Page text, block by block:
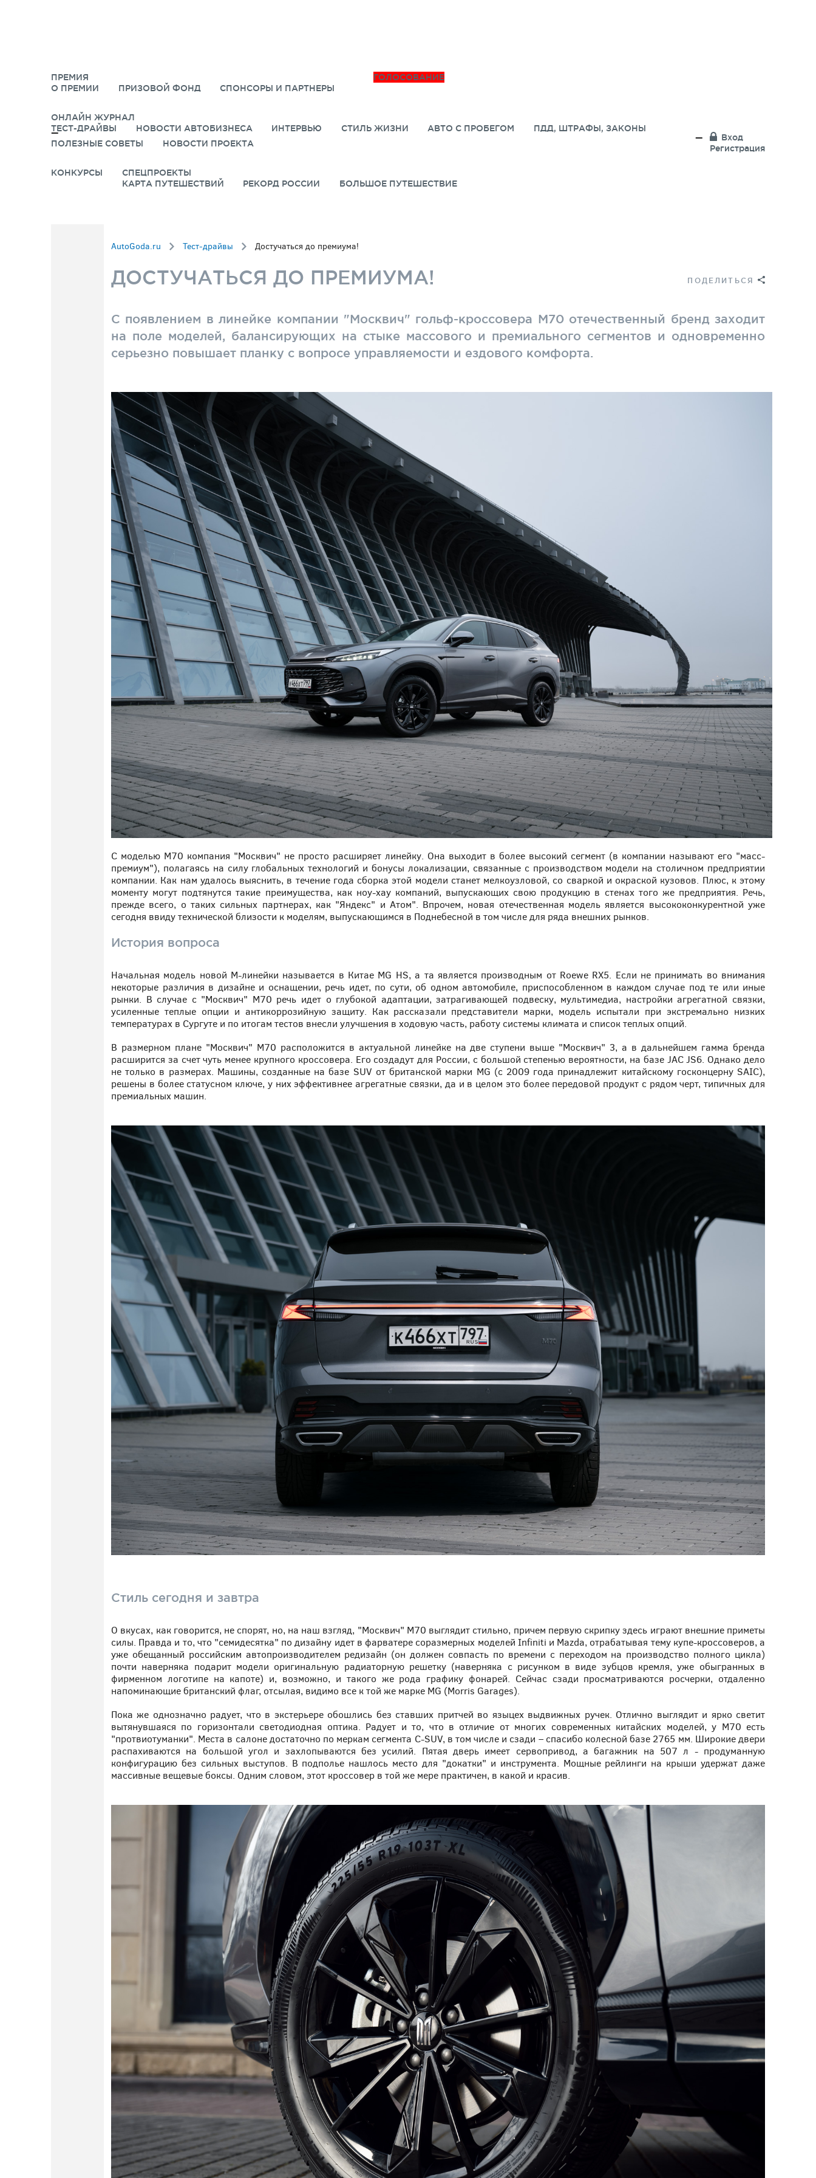
ПРЕМИЯ
О ПРЕМИИ
ПРИЗОВОЙ ФОНД СПОНСОРЫ И ПАРТНЕРЫ
ГОЛОСОВАНИЕ
ОНЛАЙН ЖУРНАЛ
ТЕСТ-ДРАЙВЫ
НОВОСТИ АВТОБИЗНЕСА ИНТЕРВЬЮ СТИЛЬ ЖИЗНИ АВТО С ПРОБЕГОМ
ПДД, ШТРАФЫ, ЗАКОНЫ
ПОЛЕЗНЫЕ СОВЕТЫ
НОВОСТИ ПРОЕКТА
КОНКУРСЫ
СПЕЦПРОЕКТЫ
КАРТА ПУТЕШЕСТВИЙ
РЕКОРД РОССИИ БОЛЬШОЕ ПУТЕШЕСТВИЕ
Вход
Регистрация
AutoGoda.ru Тест-драйвы Достучаться до премиума!
ДОСТУЧАТЬСЯ ДО ПРЕМИУМА! ПОДЕЛИТЬСЯ
С появлением в линейке компании "Москвич" гольф-кроссовера М70 отечественный бренд заходит
на поле моделей, балансирующих на стыке массового и премиального сегментов и одновременно
серьезно повышает планку с вопросе управляемости и ездового комфорта.
С моделью М70 компания "Москвич" не просто расширяет линейку. Она выходит в более высокий сегмент (в компании называют его "масс-
премиум"), полагаясь на силу глобальных технологий и бонусы локализации, связанные с производством модели на столичном предприятии
компании. Как нам удалось выяснить, в течение года сборка этой модели станет мелкоузловой, со сваркой и окраской кузовов. Плюс, к этому
моменту могут подтянутся такие преимущества, как ноу-хау компаний, выпускающих свою продукцию в стенах того же предприятия. Речь,
прежде всего, о таких сильных партнерах, как "Яндекс" и Атом". Впрочем, новая отечественная модель является высококонкурентной уже
сегодня ввиду технической близости к моделям, выпускающимся в Поднебесной в том числе для ряда внешних рынков.
История вопроса
Начальная модель новой М-линейки называется в Китае MG HS, а та является производным от Roewe RX5. Если не принимать во внимания
некоторые различия в дизайне и оснащении, речь идет, по сути, об одном автомобиле, приспособленном в каждом случае под те или иные
рынки. В случае с "Москвич" М70 речь идет о глубокой адаптации, затрагивающей подвеску, мультимедиа, настройки агрегатной связки,
усиленные теплые опции и антикоррозийную защиту. Как рассказали представители марки, модель испытали при экстремально низких
температурах в Сургуте и по итогам тестов внесли улучшения в ходовую часть, работу системы климата и список теплых опций.
В размерном плане "Москвич" М70 расположится в актуальной линейке на две ступени выше "Москвич" 3, а в дальнейшем гамма бренда
расширится за счет чуть менее крупного кроссовера. Его создадут для России, с большой степенью вероятности, на базе JAC JS6. Однако дело
не только в размерах. Машины, созданные на базе SUV от британской марки MG (с 2009 года принадлежит китайскому госконцерну SAIC),
решены в более статусном ключе, у них эффективнее агрегатные связки, да и в целом это более передовой продукт с рядом черт, типичных для
премиальных машин.
Стиль сегодня и завтра
О вкусах, как говорится, не спорят, но, на наш взгляд, "Москвич" М70 выглядит стильно, причем первую скрипку здесь играют внешние приметы
силы. Правда и то, что "семидесятка" по дизайну идет в фарватере соразмерных моделей Infiniti и Mazda, отрабатывая тему купе-кроссоверов, а
уже обещанный российским автопроизводителем редизайн (он должен совпасть по времени с переходом на производство полного цикла)
почти наверняка подарит модели оригинальную радиаторную решетку (наверняка с рисунком в виде зубцов кремля, уже обыгранных в
фирменном логотипе на капоте) и, возможно, и такого же рода графику фонарей. Сейчас сзади просматриваются росчерки, отдаленно
напоминающие британский флаг, отсылая, видимо все к той же марке MG (Morris Garages).
Пока же однозначно радует, что в экстерьере обошлись без ставших притчей во языцех выдвижных ручек. Отлично выглядит и ярко светит
вытянувшаяся по горизонтали светодиодная оптика. Радует и то, что в отличие от многих современных китайских моделей, у М70 есть
"протвиотуманки". Места в салоне достаточно по меркам сегмента С-SUV, в том числе и сзади – спасибо колесной базе 2765 мм. Широкие двери
распахиваются на большой угол и захлопываются без усилий. Пятая дверь имеет сервопривод, а багажник на 507 л - продуманную
конфигурацию без сильных выступов. В подполье нашлось место для "докатки" и инструмента. Мощные рейлинги на крыши удержат даже
массивные вещевые боксы. Одним словом, этот кроссовер в той же мере практичен, в какой и красив.